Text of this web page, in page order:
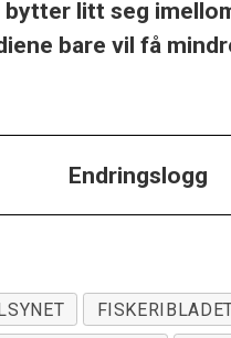
litt seg
bare vil få
Endringslogg